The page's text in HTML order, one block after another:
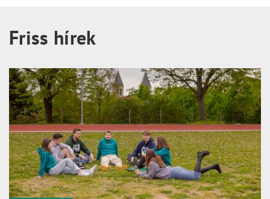
Friss hírek